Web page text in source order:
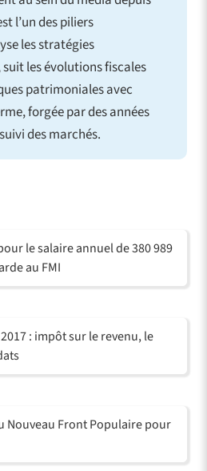
l’un des piliers
les stratégies
les évolutions fiscales
patrimoniales avec
forgée par des années
des marchés.
le salaire annuel de 380 989
au FMI
: impôt sur le revenu, le
Nouveau Front Populaire pour